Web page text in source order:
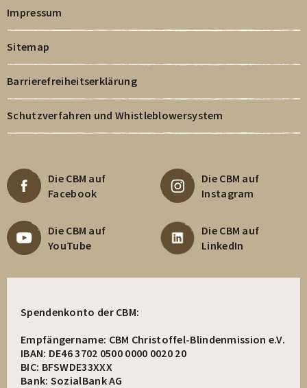
Impressum
Sitemap
Barrierefreiheitserklärung
Schutzverfahren und Whistleblowersystem
Die CBM auf
Facebook
Die CBM auf
Instagram
Die CBM auf
YouTube
Die CBM auf
LinkedIn
Spendenkonto der CBM:
Empfängername: CBM Christoffel-Blindenmission e.V.
IBAN: DE46 3702 0500 0000 0020 20
BIC: BFSWDE33XXX
Bank: SozialBank AG